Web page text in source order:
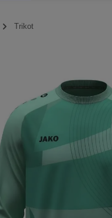
Trikot